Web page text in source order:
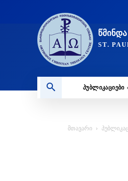
ST.
ᲞᲣᲑᲚᲘᲙᲐᲪᲘᲔᲑᲘ
მთავარი